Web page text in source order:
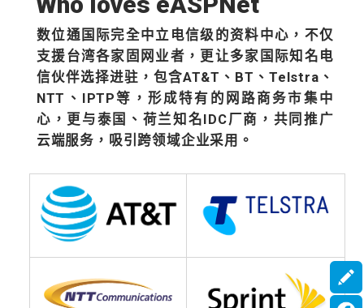
数位通国际完全中立电信级的资料中心，不仅
支援台湾各家固网业者，更让多家国际知名电
信伙伴选择进驻，包含AT&T、BT、Telstra、
NTT、IPTP等，形成特有的网路商务市集中
心，更与泰国、荷兰知名IDC厂商，共同推广
云端服务，吸引跨领域企业采用。